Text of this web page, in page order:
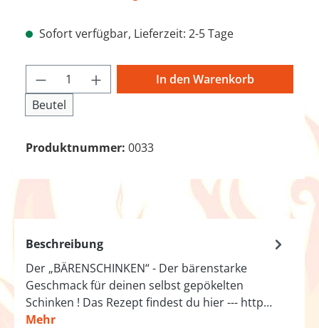
Sofort verfügbar, Lieferzeit: 2-5 Tage
Produkt Anzahl: Gib den
Beutel
In den Warenkorb
Produktnummer: 0033
Beschreibung
Der „BÄRENSCHINKEN“ - Der bärenstarke
Geschmack für deinen selbst gepökelten
Schinken ! Das Rezept findest du hier --- http…
Mehr